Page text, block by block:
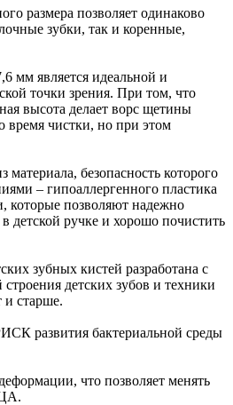
размера позволяет одинаково
зубки, так и коренные,
мм является идеальной и
точки зрения. При том, что
высота делает ворс щетины
чистки, но при этом
безопасность которого
– гипоаллергенного пластика
которые позволяют надежно
детской ручке и хорошо почистить
зубных кистей разработана с
строения детских зубов и техники
и старше.
развития бактериальной среды
что позволяет менять